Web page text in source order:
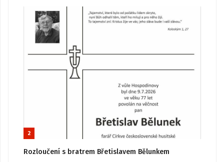
2
Rozloučení s bratrem Břetislavem Bělunkem